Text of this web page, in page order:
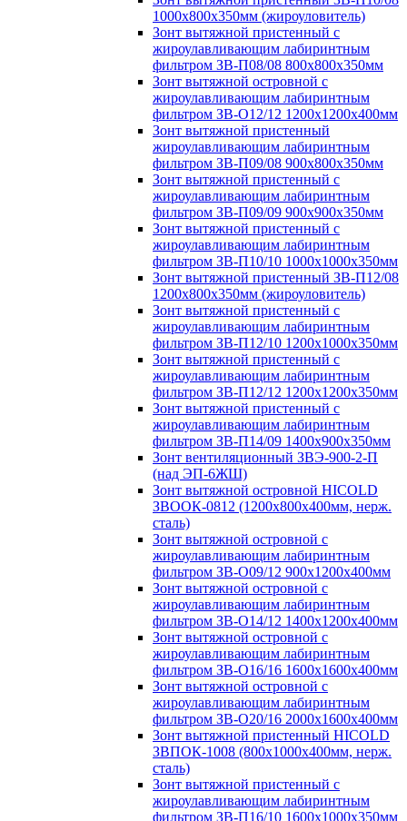
1000х800х350мм (жироуловитель)
Зонт вытяжной пристенный с
жироулавливающим лабиринтным
фильтром ЗВ-П08/08 800х800х350мм
Зонт вытяжной островной с
жироулавливающим лабиринтным
фильтром ЗВ-О12/12 1200х1200х400мм
Зонт вытяжной пристенный
жироулавливающим лабиринтным
фильтром ЗВ-П09/08 900х800х350мм
Зонт вытяжной пристенный с
жироулавливающим лабиринтным
фильтром ЗВ-П09/09 900х900х350мм
Зонт вытяжной пристенный с
жироулавливающим лабиринтным
фильтром ЗВ-П10/10 1000х1000х350мм
Зонт вытяжной пристенный ЗВ-П12/08
1200х800х350мм (жироуловитель)
Зонт вытяжной пристенный с
жироулавливающим лабиринтным
фильтром ЗВ-П12/10 1200х1000х350мм
Зонт вытяжной пристенный с
жироулавливающим лабиринтным
фильтром ЗВ-П12/12 1200х1200х350мм
Зонт вытяжной пристенный с
жироулавливающим лабиринтным
фильтром ЗВ-П14/09 1400х900х350мм
Зонт вентиляционный ЗВЭ-900-2-П
(над ЭП-6ЖШ)
Зонт вытяжной островной HICOLD
ЗВООК-0812 (1200х800x400мм, нерж.
сталь)
Зонт вытяжной островной с
жироулавливающим лабиринтным
фильтром ЗВ-О09/12 900х1200х400мм
Зонт вытяжной островной с
жироулавливающим лабиринтным
фильтром ЗВ-О14/12 1400х1200х400мм
Зонт вытяжной островной с
жироулавливающим лабиринтным
фильтром ЗВ-О16/16 1600х1600х400мм
Зонт вытяжной островной с
жироулавливающим лабиринтным
фильтром ЗВ-О20/16 2000х1600х400мм
Зонт вытяжной пристенный HICOLD
ЗВПОК-1008 (800х1000х400мм, нерж.
сталь)
Зонт вытяжной пристенный с
жироулавливающим лабиринтным
фильтром ЗВ-П16/10 1600х1000х350мм